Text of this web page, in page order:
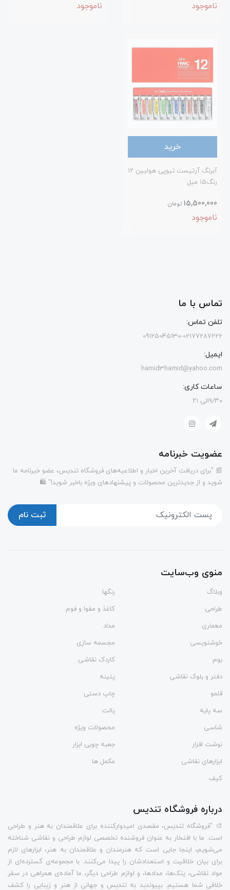
ناموجود ناموجود
خرید
آبرنگ آرتیست تیوپی هولبین ۱۲
رنگ‌۱۵ میل
15,500,000 تومان
ناموجود
تماس با ما
تلفن تماس:
09125045130-02177287226
ایمیل:
hamid3hamid@yahoo.com
ساعات کاری:
۹/۳۰الی ۲۱
عضویت خبرنامه
📰 "برای دریافت آخرین اخبار و اطلاعیه‌های فروشگاه تندیس، عضو خبرنامه ما
شوید و از جدیدترین محصولات و پیشنهادهای ویژه باخبر شوید!" 🛍️
ثبت نام
منوی وب‌سایت
وبلاگ
رنگها
طراحی
کاغذ و مقوا و فوم
معماری
مداد
خوشنویسی
مجسمه سازی
بوم
کاردک نقاشی
دفتر و بلوک نقاشی
پتینه
قلمو
چاپ دستی
سه پایه
پالت
شاسی
محصولات ویژه
نوشت افزار
جعبه چوبی ابزار
ابزارهای نقاشی
مکمل ها
کیف
درباره فروشگاه تندیس
🎨 "فروشگاه تندیس، مقصدی امیدوارکننده برای علاقمندان به هنر و طراحی
است. ما با افتخار به عنوان فروشنده تخصصی لوازم طراحی و نقاشی شناخته
می‌شویم، اینجا جایی است که هنرمندان و علاقمندان به هنر، ابزارهای لازم
برای بیان خلاقیت و استعدادشان را پیدا می‌کنند. با مجموعه‌ی گسترده‌ای از
مواد نقاشی، پنک‌ها، مدادها، و لوازم طراحی دیگر، ما آماده‌ی همراهی در سفر
خلاقی شما هستیم. بپیوندید به تندیس و جهانی از هنر و زیبایی را کشف